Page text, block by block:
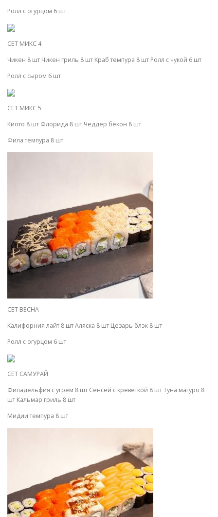
Ролл с огурцом 6 шт
СЕТ МИКС 4
Чикен 8 шт Чикен гриль 8 шт Краб темпура 8 шт Ролл с чукой 6 шт
Ролл с сыром 6 шт
СЕТ МИКС 5
Киото 8 шт Флорида 8 шт Чеддер бекон 8 шт
Фила темпура 8 шт
СЕТ ВЕСНА
Калифорния лайт 8 шт Аляска 8 шт Цезарь блэк 8 шт
Ролл с огурцом 6 шт
СЕТ САМУРАЙ
Филадельфия с угрем 8 шт Сенсей с креветкой 8 шт Туна магуро 8
шт Кальмар гриль 8 шт
Мидии темпура 8 шт